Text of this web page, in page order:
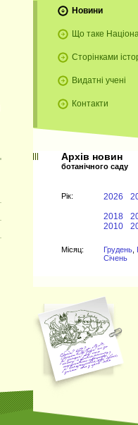
Новини
Що таке
Сторінками
Видатні учені
Контакти
Архів новин
ботанічного саду
Рiк: 2026
2018
2010
Мiсяц: Грудень
Січень